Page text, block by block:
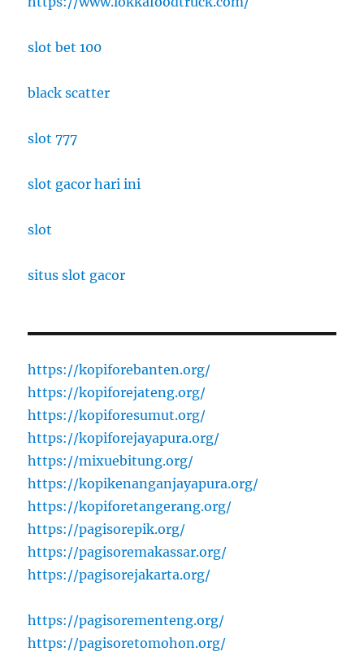
slot bet 100
black scatter
slot 777
slot gacor hari ini
slot
situs slot gacor
https://kopiforebanten.org/
https://kopiforejateng.org/
https://kopiforesumut.org/
https://kopiforejayapura.org/
https://mixuebitung.org/
https://kopikenanganjayapura.org/
https://kopiforetangerang.org/
https://pagisorepik.org/
https://pagisoremakassar.org/
https://pagisorejakarta.org/
https://pagisorementeng.org/
https://pagisoretomohon.org/